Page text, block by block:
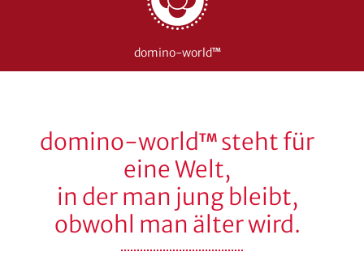
domino-worldTM
domino-worldTM steht für
eine Welt,
in der man jung bleibt,
obwohl man älter wird.